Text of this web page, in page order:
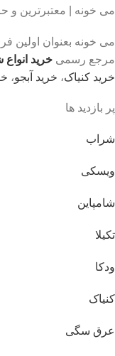
می خونه | معتبرترین و
می خونه بعنوان اولین
مرجع رسمی خرید
خرید کنیاک، خرید آبجو،
پر بازدید ها
شراب
ویسکی
شامپاین
تکیلا
ودکا
کنیاک
عرق سگی